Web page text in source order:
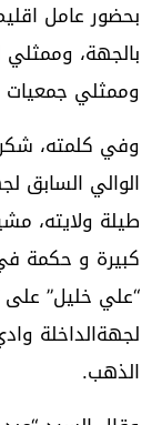
بحضور عامل
بالجهة، وممثلي
وممثلي جمعيات
وفي كلمته، شكر
الوالي السابق
طيلة ولايته،
كبيرة و حكمة
“علي خليل”
لجهةالداخلة
الذهب.